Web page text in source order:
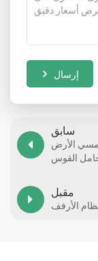
إرسال
سابق
الأرض
القوس
مقبل
الأرفف